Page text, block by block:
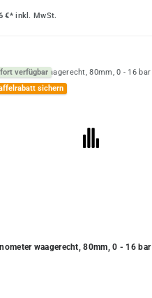
€*inkl. MwSt.
verfügbar
sichern
waagerecht, 80mm, 0 - 16 bar